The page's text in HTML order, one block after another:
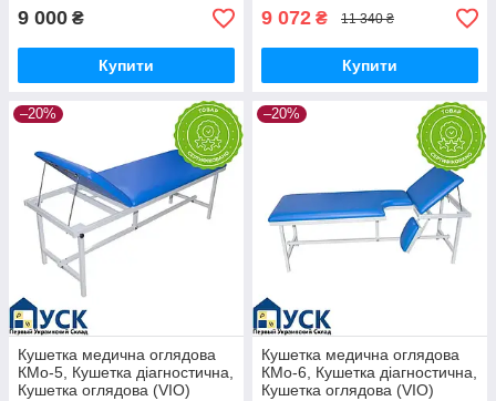
9 000 ₴
Купити
9 072 ₴ 11 340 ₴
Купити
–20%
Кушетка медична оглядова
КМо-5, Кушетка діагностична,
Кушетка оглядова (VIO)
–20%
Кушетка медична оглядова
КМо-6, Кушетка діагностична,
Кушетка оглядова (VIO)